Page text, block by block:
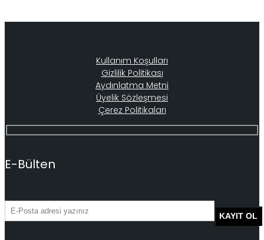
Kullanım Koşulları
Gizlilik Politikası
Aydınlatma Metni
Üyelik Sözleşmesi
Çerez Politikaları
E-Bülten